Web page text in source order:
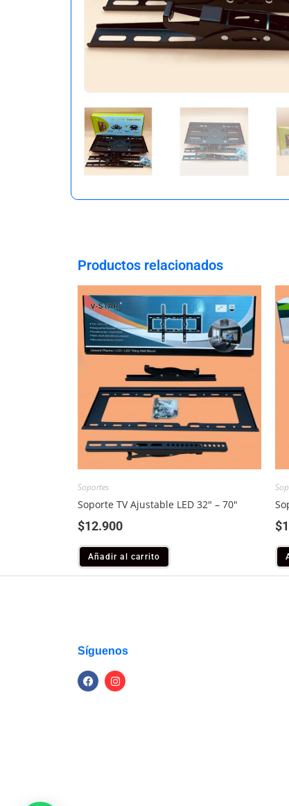
Productos relacionados
Soportes
Soporte TV Ajustable LED 32″ – 70″
$12.900
Añadir al carrito
$
Síguenos